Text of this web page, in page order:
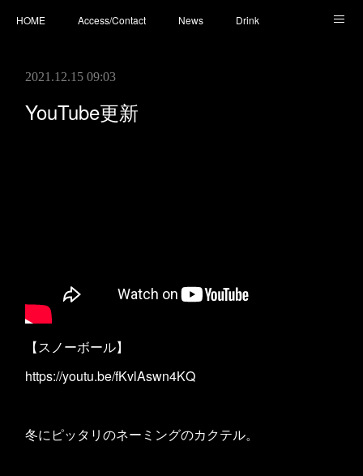
HOME Access/Contact News Drink
2021.12.15 09:03
YouTube更新
【スノーボール】
https://youtu.be/fKvlAswn4KQ
冬にピッタリのネーミングのカクテル。